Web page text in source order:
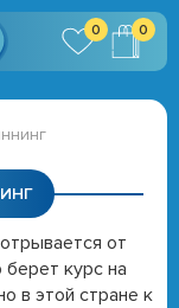
0
0
от
курс на
в этой стране к